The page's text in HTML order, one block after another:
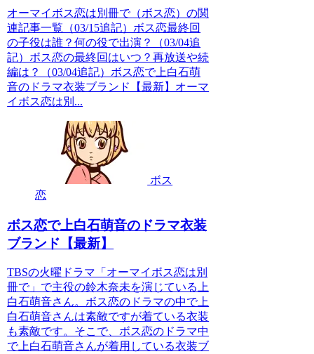
オーマイボス恋は別冊で（ボス恋）の関
連記事一覧（03/15追記）ボス恋最終回
の子役は誰？何の役で出演？（03/04追
記）ボス恋の最終回はいつ？再放送や続
編は？（03/04追記）ボス恋で上白石萌
音のドラマ衣装ブランド【最新】オーマ
イボス恋は別...
ボス
恋
ボス恋で上白石萌音のドラマ衣装
ブランド【最新】
TBSの火曜ドラマ「オーマイボス恋は別
冊で」で主役の鈴木奈未を演じている上
白石萌音さん。ボス恋のドラマの中で上
白石萌音さんは素敵ですが着ている衣装
も素敵です。そこで、ボス恋のドラマ中
で上白石萌音さんが着用している衣装ブ